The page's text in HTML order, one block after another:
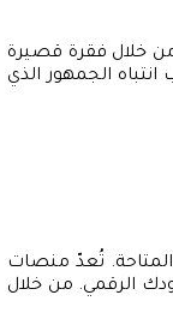
خلال فقرة قصيرة
الجمهور الذي
المتاحة. تُعدّ منصات
الرقمي. من خلال